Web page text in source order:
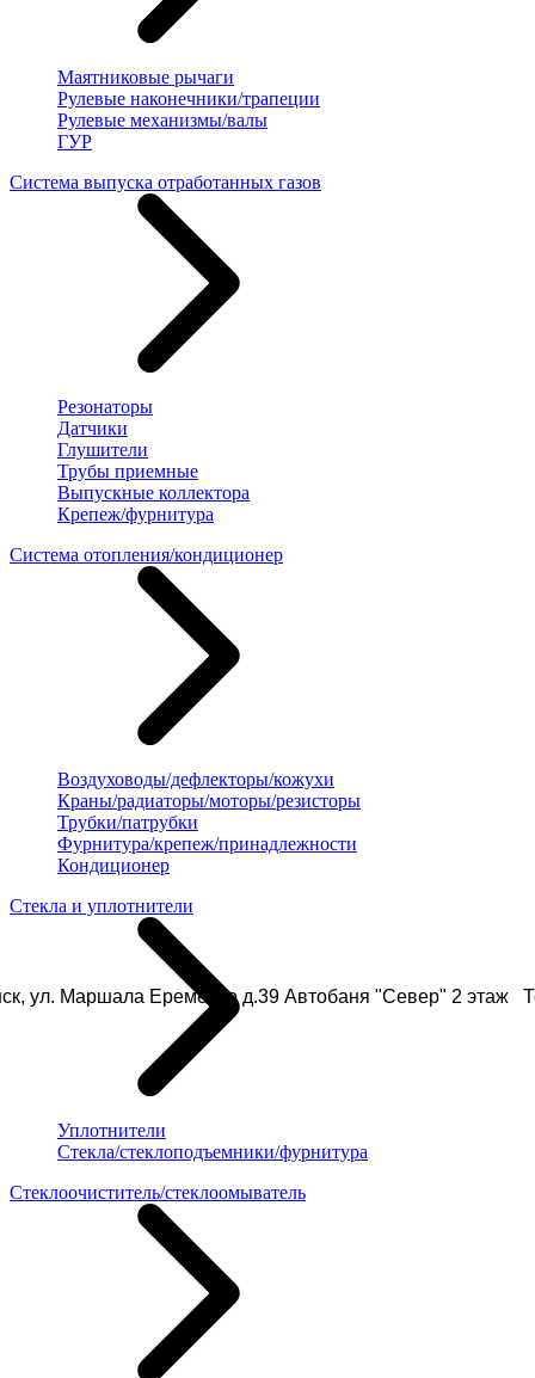
ул. Маршала Еременко д.39 Автобаня "Север" 2 этаж
Маятниковые рычаги
Рулевые наконечники/трапеции
Рулевые механизмы/валы
ГУР
Система выпуска отработанных газов
Резонаторы
Датчики
Глушители
Трубы приемные
Выпускные коллектора
Крепеж/фурнитура
Система отопления/кондиционер
Воздуховоды/дефлекторы/кожухи
Краны/радиаторы/моторы/резисторы
Трубки/патрубки
Фурнитура/крепеж/принадлежности
Кондиционер
Стекла и уплотнители
Уплотнители
Стекла/стеклоподъемники/фурнитура
Стеклоочиститель/стеклоомыватель